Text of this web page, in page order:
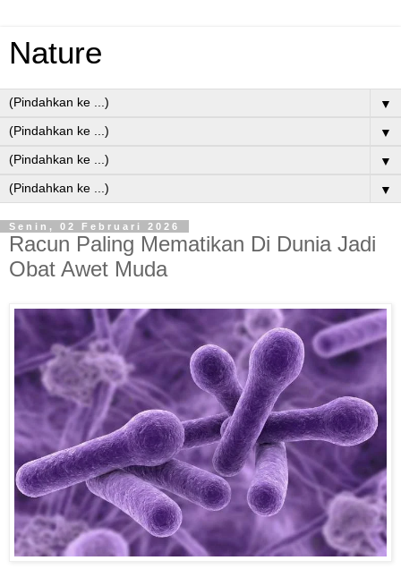
Nature
▼
▼
▼
▼
Senin, 02 Februari 2026
Racun Paling Mematikan Di Dunia Jadi
Obat Awet Muda